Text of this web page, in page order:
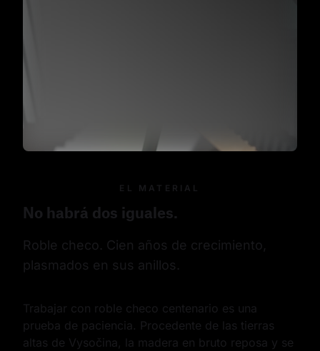
EL MATERIAL
No habrá dos iguales.
Roble checo. Cien años de crecimiento,
plasmados en sus anillos.
Trabajar con roble checo centenario es una
prueba de paciencia. Procedente de las tierras
altas de Vysočina, la madera en bruto reposa y se